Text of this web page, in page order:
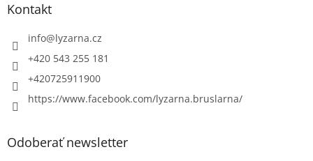
Kontakt
info@lyzarna.cz
+420 543 255 181
+420725911900
https://www.facebook.com/lyzarna.bruslarna/
Odoberať newsletter